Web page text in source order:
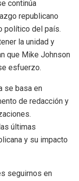
continúa
republicano
político del país.
la unidad y
que Mike Johnson
esfuerzo.
se basa en
de redacción y
últimas
y su impacto
seguirnos en